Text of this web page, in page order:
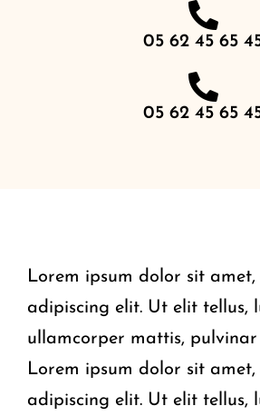
05 62 45 65
05 62 45 65
Lorem ipsum dolor sit amet,
adipiscing elit. Ut elit tellus,
ullamcorper mattis, pulvinar
Lorem ipsum dolor sit amet,
adipiscing elit. Ut elit tellus,